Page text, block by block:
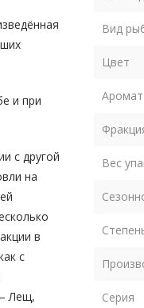
и при
с другой
на
в
с
Лещ,
Вид
Цвет
Аромат
Вес
Серия